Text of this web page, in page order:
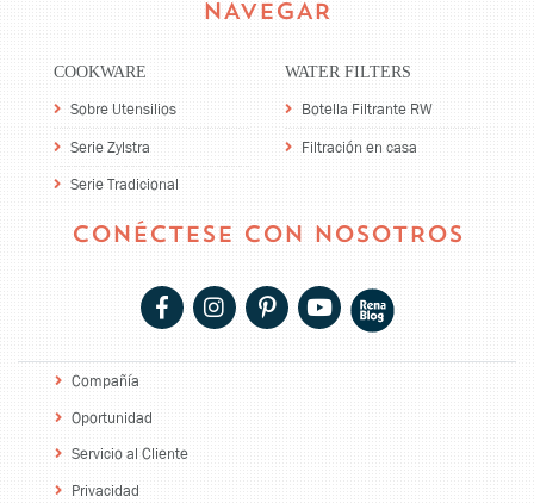
NAVEGAR
COOKWARE
Sobre Utensilios
Serie Zylstra
Serie Tradicional
WATER FILTERS
Botella Filtrante RW
Filtración en casa
CONÉCTESE CON NOSOTROS
Compañía
Oportunidad
Servicio al Cliente
Privacidad